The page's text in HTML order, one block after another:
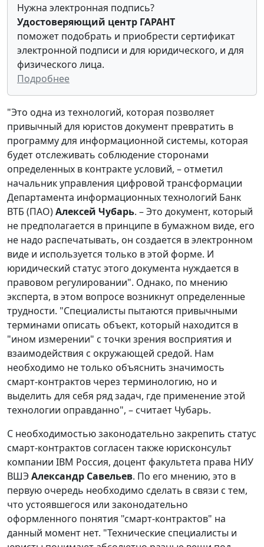
Нужна электронная подпись?
Удостоверяющий центр ГАРАНТ
поможет подобрать и приобрести сертификат
электронной подписи и для юридического, и для
физического лица.
Подробнее
"Это одна из технологий, которая позволяет
привычный для юристов документ превратить в
программу для информационной системы, которая
будет отслеживать соблюдение сторонами
определенных в контракте условий, – отметил
начальник управления цифровой трансформации
Департамента информационных технологий Банк
ВТБ (ПАО)Алексей Чубарь. – Это документ, который
не предполагается в принципе в бумажном виде, его
не надо распечатывать, он создается в электронном
виде и используется только в этой форме. И
юридический статус этого документа нуждается в
правовом регулировании". Однако, по мнению
эксперта, в этом вопросе возникнут определенные
трудности. "Специалисты пытаются привычными
терминами описать объект, который находится в
"ином измерении" с точки зрения восприятия и
взаимодействия с окружающей средой. Нам
необходимо не только объяснить значимость
смарт-контрактов через терминологию, но и
выделить для себя ряд задач, где применение этой
технологии оправданно", – считает Чубарь.
С необходимостью законодательно закрепить статус
смарт-контрактов согласен также юрисконсульт
компании IBM Россия, доцент факультета права НИУ
ВШЭАлександр Савельев. По его мнению, это в
первую очередь необходимо сделать в связи с тем,
что устоявшегося или законодательно
оформленного понятия "смарт-контрактов" на
данный момент нет. "Технические специалисты и